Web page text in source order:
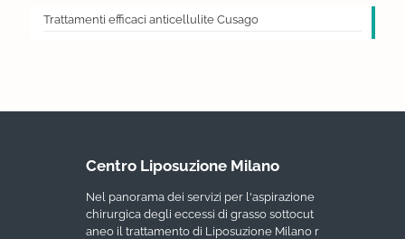
Trattamenti efficaci anticellulite Cusago
Centro Liposuzione Milano
Nel panorama dei servizi per l'aspirazione
chirurgica degli eccessi di grasso sottocut
aneo il trattamento di Liposuzione Milano r